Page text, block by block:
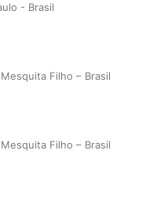
- Brasil
Filho – Brasil
Filho – Brasil